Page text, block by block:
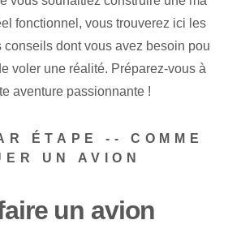
fonctionnel, vous trouverez ici les
dont vous avez besoin pou
voler une réalité. Préparez-vous à
aventure passionnante !
ÉTAPE -- COMME
UN AVION
un avion